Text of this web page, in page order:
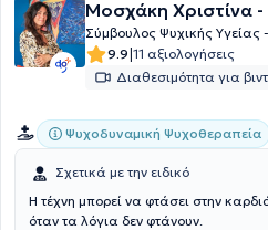
και Οργανισμούς. Τέλος, ως μέρος της προσωπικής και
επαγγελματικής του ανάπτυξης
και ατομική και ομαδική
συμμετέχει σε συνέδρια σχετιζόμενα
των νεανικών σχέσεων".
Μοσχάκη Χριστίνα
Σύμβουλος Ψυχικής Υγείας
9.9|11 αξιολογήσεις
Διαθεσιμότητα για
Ψυχοδυναμική Ψυχοθεραπεία
Σχετικά με την ειδικό
Η τέχνη μπορεί να φτάσει στην
όταν τα λόγια δεν φτάνουν.